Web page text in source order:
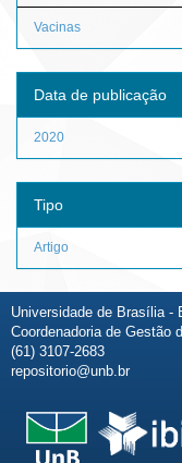
Vacinas
Data de publicação
2020
Tipo
Artigo
Universidade de Brasília -
Coordenadoria de Gestão
(61) 3107-2683
repositorio@unb.br